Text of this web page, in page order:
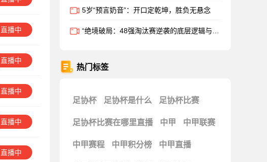
直播中
直播中
直播中
直播中
直播中
5岁“预言奶音”：开口定乾坤，胜负无悬念
“绝境破局：48强淘汰赛逆袭的底层逻辑与致胜密码”
热门标签
足协杯 足协杯是什么 足协杯比赛
足协杯比赛在哪里直播 中甲 中甲联赛
中甲赛程 中甲积分榜 中甲直播